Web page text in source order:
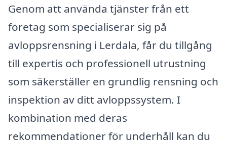
Genom att använda tjänster från ett
företag som specialiserar sig på
avloppsrensning i Lerdala, får du tillgång
till expertis och professionell utrustning
som säkerställer en grundlig rensning och
inspektion av ditt avloppssystem. I
kombination med deras
rekommendationer för underhåll kan du